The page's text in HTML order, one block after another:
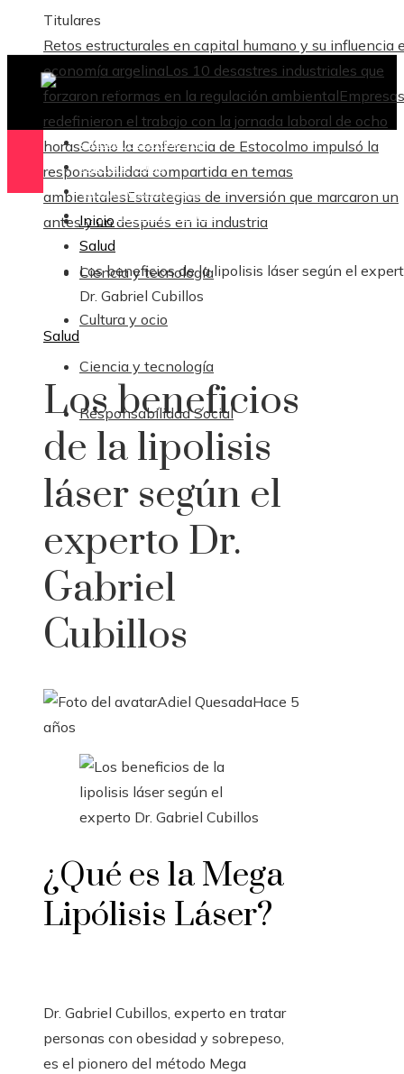
Titulares
Retos estructurales en capital humano y su influencia
economía argelinaLos 10 desastres industriales que
forzaron reformas en la regulación ambiental
redefinieron el trabajo con la jornada laboral de ocho
horasCómo la conferencia de Estocolmo impulsó la
responsabilidad compartida en temas
ambientalesEstrategias de inversión que marcaron un
antes y un después en la industria
Ciencia y tecnología
Cultura y ocio
Ciencia y tecnología
Responsabilidad Social
Ciencia y tecnología
Cultura y ocio
Ciencia y tecnología
Responsabilidad Social
Inicio
Salud
Los beneficios de la lipolisis láser según el
Dr. Gabriel Cubillos
Salud
Los beneficios
de la lipolisis
láser según el
experto Dr.
Gabriel
Cubillos
Adiel QuesadaHace 5
años
¿Qué es la Mega
Lipólisis Láser?
Dr. Gabriel Cubillos, experto en tratar
personas con obesidad y sobrepeso,
es el pionero del método Mega